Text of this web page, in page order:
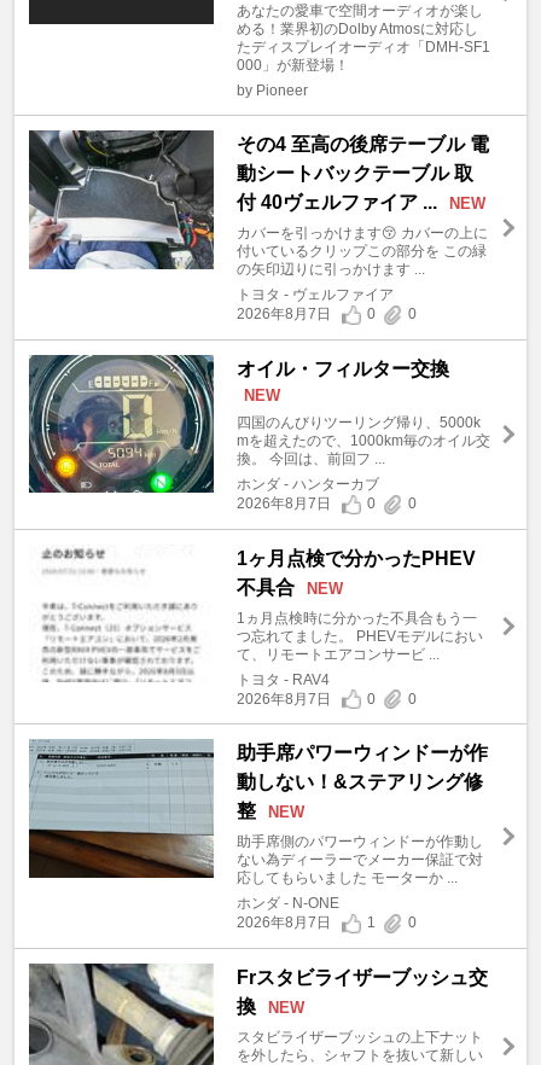
あなたの愛車で空間オーディオが楽し
める！業界初のDolby Atmosに対応し
たディスプレイオーディオ「DMH-SF1
000」が新登場！
by Pioneer
その4 至高の後席テーブル 電
動シートバックテーブル 取
付 40ヴェルファイア ...
NEW
カバーを引っかけます😚 カバーの上に
付いているクリップこの部分を この緑
の矢印辺りに引っかけます ...
トヨタ - ヴェルファイア
2026年8月7日
0 0
オイル・フィルター交換
NEW
四国のんびりツーリング帰り、5000k
mを超えたので、1000km毎のオイル交
換。 今回は、前回フ ...
ホンダ - ハンターカブ
2026年8月7日
0 0
1ヶ月点検で分かったPHEV
不具合
NEW
1ヵ月点検時に分かった不具合もう一
つ忘れてました。 PHEVモデルにおい
て、リモートエアコンサービ ...
トヨタ - RAV4
2026年8月7日
0 0
助手席パワーウィンドーが作
動しない！&ステアリング修
整
NEW
助手席側のパワーウィンドーが作動し
ない為ディーラーでメーカー保証で対
応してもらいました モーターか ...
ホンダ - N-ONE
2026年8月7日
1 0
Frスタビライザーブッシュ交
換
NEW
スタビライザーブッシュの上下ナット
を外したら、シャフトを抜いて新しい